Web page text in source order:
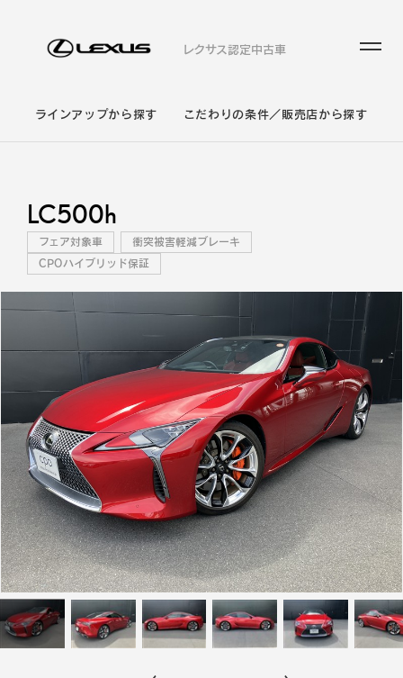
レクサス認定中古車
ラインアップから探す こだわりの条件／販売店から探す
LC500h
フェア対象車
衝突被害軽減ブレーキ
CPOハイブリッド保証